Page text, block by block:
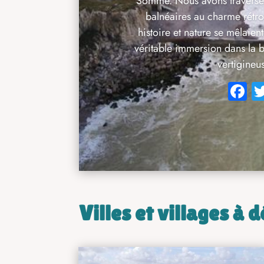
balnéaires au charme
histoire et nature se
véritable immersion dans la
o
Villes et villages à